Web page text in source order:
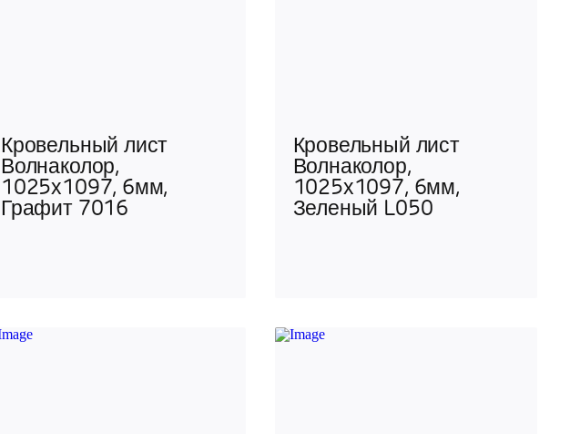
Кровельный лист
Волнаколор,
1025х1097, 6мм,
Графит 7016
Кровельный лист
Волнаколор,
1025х1097, 6мм,
Зеленый L050